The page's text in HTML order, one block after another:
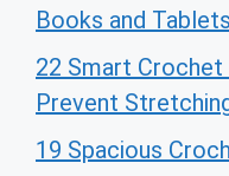
Books and Tablets
22 Smart Crochet
Prevent
19 Spacious